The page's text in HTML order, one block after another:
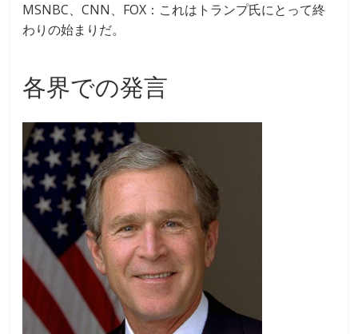
MSNBC、CNN、FOX：これはトランプ氏にとって終
わりの始まりだ。
各界での発言